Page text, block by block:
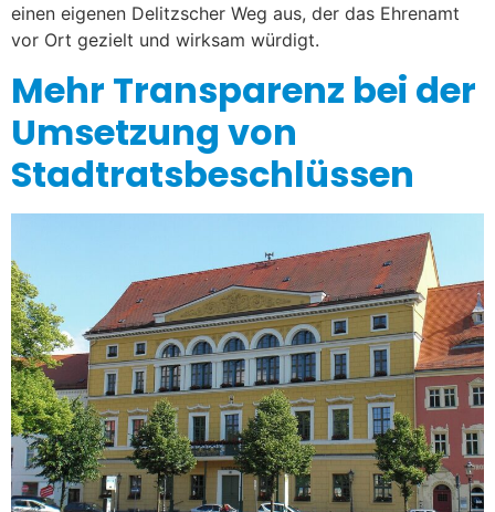
einen eigenen Delitzscher Weg aus, der das Ehrenamt
vor Ort gezielt und wirksam würdigt.
Mehr Transparenz bei der
Umsetzung von
Stadtratsbeschlüssen